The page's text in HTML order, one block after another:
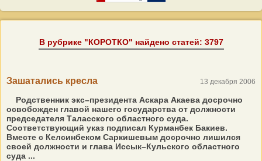
В рубрике "КОРОТКО" найдено статей: 3797
Зашатались кресла 13 декабря 2006
Родственник экс–президента Аскара Акаева досрочно
освобожден главой нашего государства от должности
председателя Таласского областного суда.
Соответствующий указ подписал Курманбек Бакиев.
Вместе с Келсинбеком Саркишевым досрочно лишился
своей должности и глава Иссык–Кульского областного
суда ...